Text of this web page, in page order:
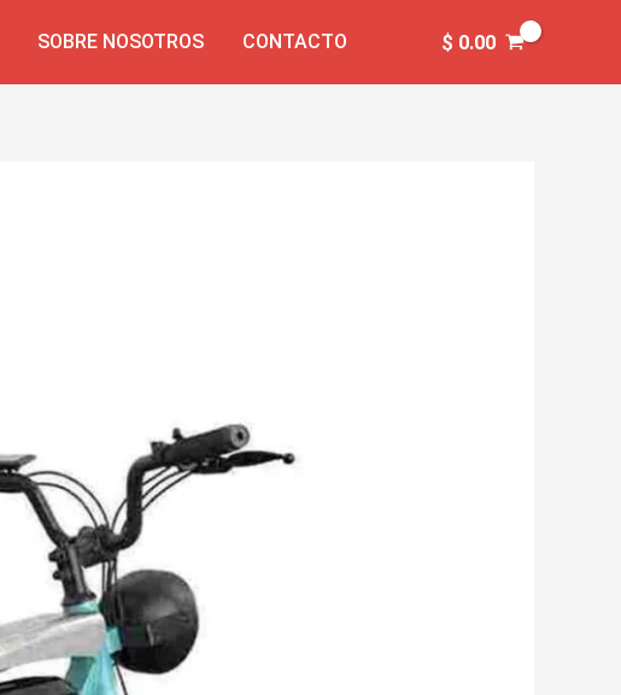
SOBRE NOSOTROS CONTACTO $ 0.00